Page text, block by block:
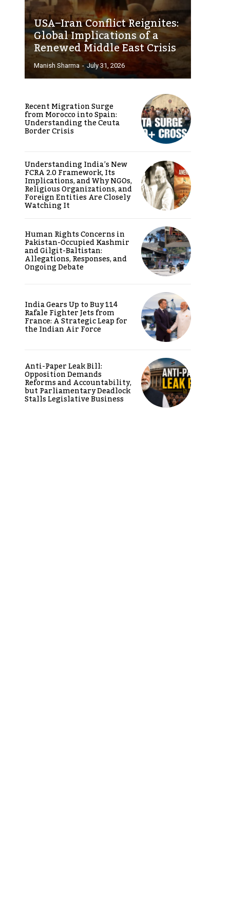
USA–Iran Conflict Reignites:
Global Implications of a
Renewed Middle East Crisis
Manish Sharma - July 31, 2026
Recent Migration Surge
from Morocco into Spain:
Understanding the Ceuta
Border Crisis
Understanding India’s New
FCRA 2.0 Framework, Its
Implications, and Why NGOs,
Religious Organizations, and
Foreign Entities Are Closely
Watching It
Human Rights Concerns in
Pakistan-Occupied Kashmir
and Gilgit-Baltistan:
Allegations, Responses, and
Ongoing Debate
India Gears Up to Buy 114
Rafale Fighter Jets from
France: A Strategic Leap for
the Indian Air Force
Anti-Paper Leak Bill:
Opposition Demands
Reforms and Accountability,
but Parliamentary Deadlock
Stalls Legislative Business